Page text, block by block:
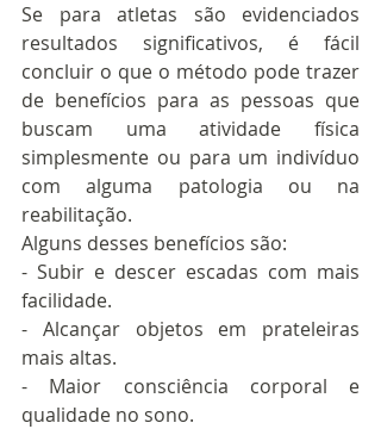
Se para atletas são evidenciados
resultados significativos, é fácil
concluir o que o método pode trazer
de benefícios para as pessoas que
buscam uma atividade física
simplesmente ou para um indivíduo
com alguma patologia ou na
reabilitação.
Alguns desses benefícios são:
- Subir e descer escadas com mais
facilidade.
- Alcançar objetos em prateleiras
mais altas.
- Maior consciência corporal e
qualidade no sono.